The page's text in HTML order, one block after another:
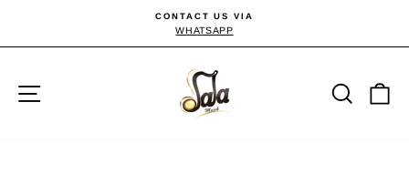
contenu
Diaporama
CONTACT US VIA
WHATSAPP